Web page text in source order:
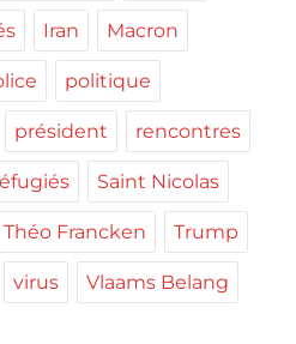
Iran Macron
politique
président rencontres
Saint Nicolas
Théo Francken Trump
virus Vlaams Belang